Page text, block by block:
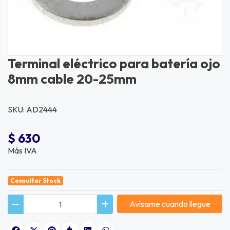
Terminal eléctrico para batería ojo
8mm cable 20-25mm
SKU: AD2444
$ 630
Más IVA
Consultar Stock
Avísame cuando llegue